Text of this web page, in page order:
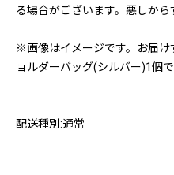
る場合がございます。悪しから
※画像はイメージです。お届
ョルダーバッグ(シルバー)1個で
配送種別:通常